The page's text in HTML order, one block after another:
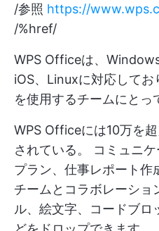
/参照 https://
/%href/
WPS Officeは、
iOS、Linuxに対応して
を使用するチームにと
WPS Officeには10万を
されている。 コミュニ
プラン、仕事レポート作
チームとコラボレーショ
ル、絵文字、コードブロ